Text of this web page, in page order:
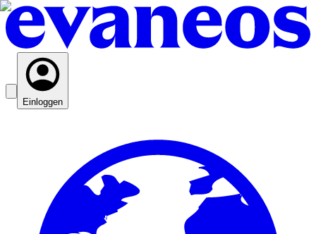
Einloggen